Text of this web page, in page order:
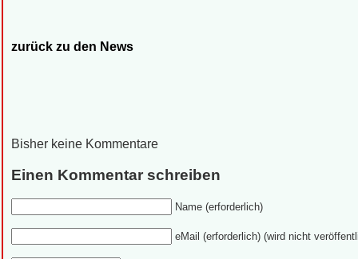
zurück zu den News
Bisher keine Kommentare
Einen Kommentar schreiben
Name (erforderlich)
eMail (erforderlich) (wird nicht